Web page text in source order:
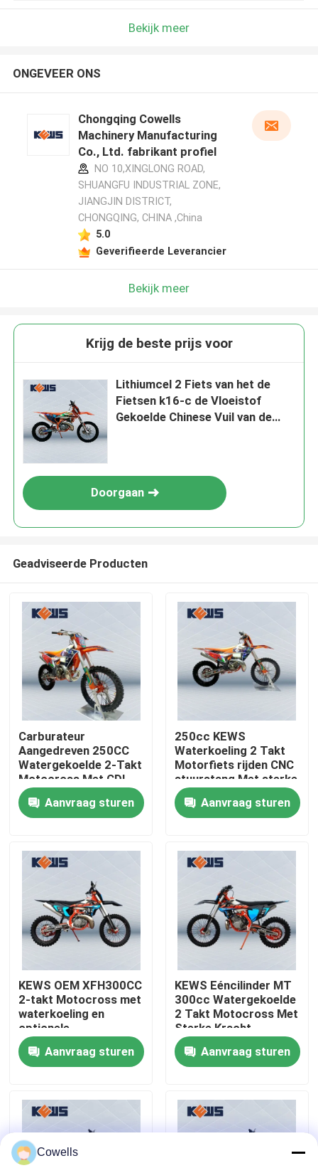
Huis
Producten
Fabrieksreis
Kwaliteitscontrole
Contacteer ons
bloggen
4 de Motorfietsen van slagenduro
Twee Motorfietsen van Slagenduro
Verzamelingsmotorfietsen
Bekijk meer
ONGEVEER ONS
Chongqing Cowells
Machinery Manufacturing
Co., Ltd. fabrikant profiel
NO 10,XINGLONG ROAD,
SHUANGFU INDUSTRIAL ZONE,
JIANGJIN DISTRICT,
CHONGQING, CHINA ,China
5.0
Geverifieerde Leverancier
Bekijk meer
Krijg de beste prijs voor
Lithiumcel 2 Fiets van het de
Fietsen k16-c de Vloeistof
Gekoelde Chinese Vuil van de
Doorgaan
Geadviseerde Producten
Carburateur
Aangedreven 250CC
Watergekoelde 2-Takt
Motocross Met CDI
Ontsteking En
Optionele Stickers
Aanvraag sturen
250cc KEWS
Waterkoeling 2 Takt
Motorfiets rijden CNC
stuurstang Met sterke
kracht
Aanvraag sturen
KEWS OEM XFH300CC
2-takt Motocross met
waterkoeling en
optionele
configuraties
Aanvraag sturen
KEWS Eéncilinder MT
300cc Watergekoelde
2 Takt Motocross Met
Sterke Kracht
Aanvraag sturen
Cowells